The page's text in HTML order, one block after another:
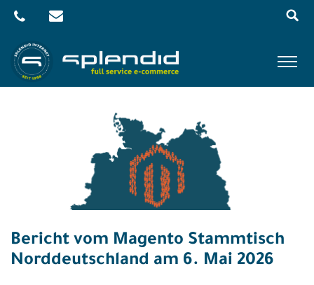
Skip
Menu
Shop
Bericht vom Magento Stammtisch
Norddeutschland am 6. Mai 2026